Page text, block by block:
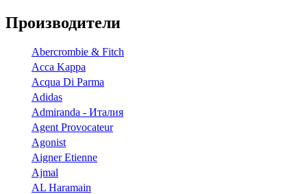
Производители
Abercrombie & Fitch
Acca Kappa
Acqua Di Parma
Adidas
Admiranda - Италия
Agent Provocateur
Agonist
Aigner Etienne
Ajmal
AL Haramain